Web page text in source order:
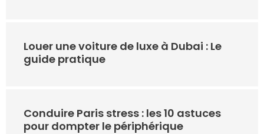
Louer une voiture de luxe à Dubai : Le
guide pratique
Conduire Paris stress : les 10 astuces
pour dompter le périphérique